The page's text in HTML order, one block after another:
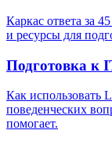
Каркас ответа за
и ресурсы для
Подготовка к
Как использовать
поведенческих
помогает.